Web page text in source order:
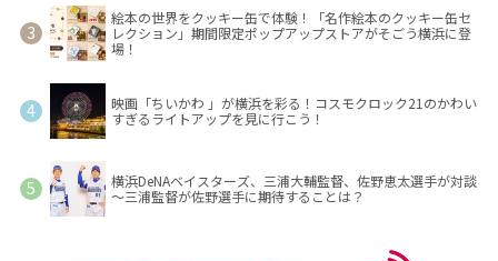
絵本の世界をクッキー缶で体験！「名作絵本のクッキー缶セ
レクション」期間限定ポップアップストアがそごう横浜に登
場！
映画「ちいかわ 」が横浜を彩る！コスモクロック21のかわい
すぎるライトアップを見に行こう！
横浜DeNAベイスターズ、三浦大輔監督、佐野恵太選手が対談
～三浦監督が佐野選手に期待することは？